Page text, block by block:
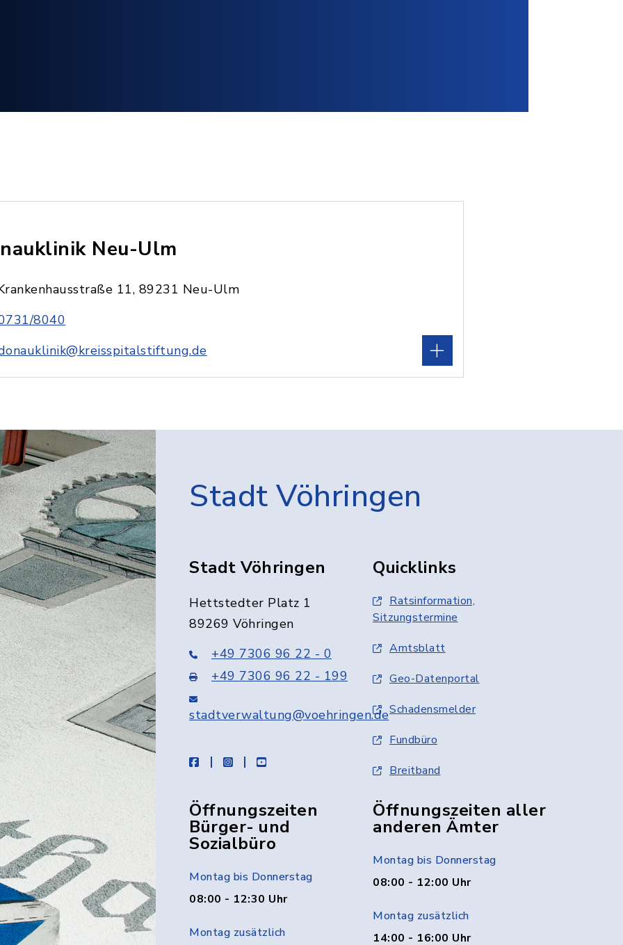
Neu-Ulm
11, 89231 Neu-Ulm
8040
Stadt Vöhringen
Stadt Vöhringen
Hettstedter Platz 1
89269 Vöhringen
+49 7306 96 22 - 0
+49 7306 96 22 - 199
stadtverwaltung@voehringen.de
facebookinstagramyoutube
Quicklinks
Ratsinformation,
Sitzungstermine
Amtsblatt
Geo-Datenportal
Schadensmelder
Fundbüro
Breitband
Öffnungszeiten
Bürger- und
Sozialbüro
Montag bis Donnerstag
08:00 - 12:30 Uhr
Montag zusätzlich
Öffnungszeiten aller
anderen Ämter
Montag bis Donnerstag
08:00 - 12:00 Uhr
Montag zusätzlich
14:00 - 16:00 Uhr